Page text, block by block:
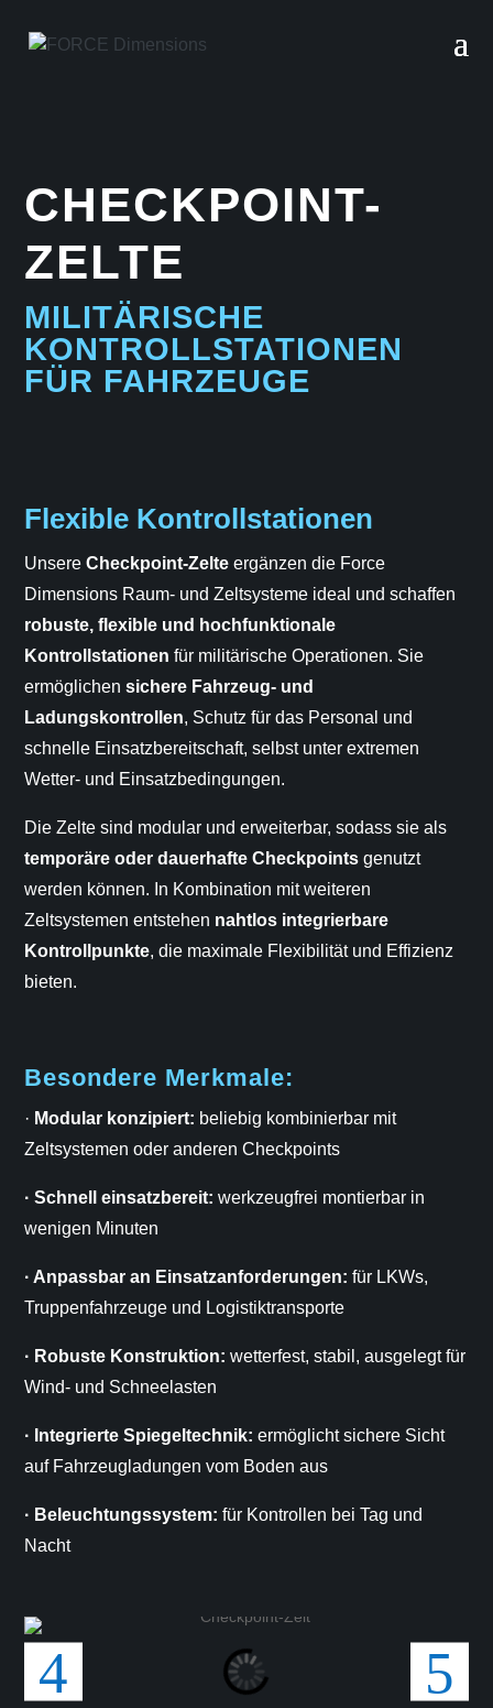
CHECKPOINT-
ZELTE
MILITÄRISCHE
KONTROLLSTATIONEN
FÜR FAHRZEUGE
Flexible Kontrollstationen
UnsereCheckpoint-Zelte ergänzen die Force
Dimensions Raum- und Zeltsysteme ideal und schaffen
robuste, flexible und hochfunktionale
Kontrollstationen für militärische Operationen. Sie
ermöglichensichere Fahrzeug- und
Ladungskontrollen, Schutz für das Personal und
schnelle Einsatzbereitschaft, selbst unter extremen
Wetter- und Einsatzbedingungen.
Die Zelte sind modular und erweiterbar, sodass sie als
temporäre oder dauerhafte Checkpoints genutzt
werden können. In Kombination mit weiteren
Zeltsystemen entstehen nahtlos integrierbare
Kontrollpunkte, die maximale Flexibilität und Effizienz
bieten.
Besondere Merkmale:
· Modular konzipiert: beliebig kombinierbar mit
Zeltsystemen oder anderen Checkpoints
· Schnell einsatzbereit: werkzeugfrei montierbar in
wenigen Minuten
· Anpassbar an Einsatzanforderungen: für LKWs,
Truppenfahrzeuge und Logistiktransporte
· Robuste Konstruktion: wetterfest, stabil, ausgelegt für
Wind- und Schneelasten
· Integrierte Spiegeltechnik: ermöglicht sichere Sicht
auf Fahrzeugladungen vom Boden aus
· Beleuchtungssystem: für Kontrollen bei Tag und
Nacht